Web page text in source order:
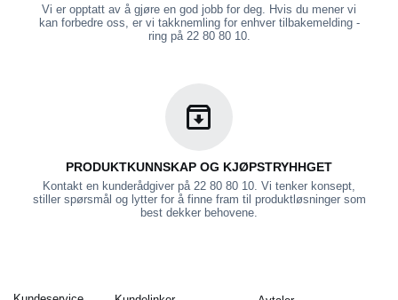
Vi er opptatt av å gjøre en god jobb for deg. Hvis du mener vi
kan forbedre oss, er vi takknemling for enhver tilbakemelding -
ring på 22 80 80 10.
PRODUKTKUNNSKAP OG KJØPSTRYHHGET
Kontakt en kunderådgiver på 22 80 80 10. Vi tenker konsept,
stiller spørsmål og lytter for å finne fram til produktløsninger som
best dekker behovene.